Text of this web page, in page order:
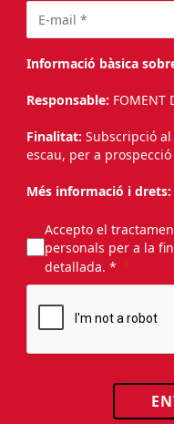
Informació bàsica
Responsable: FOMENT
Finalitat: Subscripció
escau, per a
Més informació i drets:
Accepto el
personals per a la
detallada. *